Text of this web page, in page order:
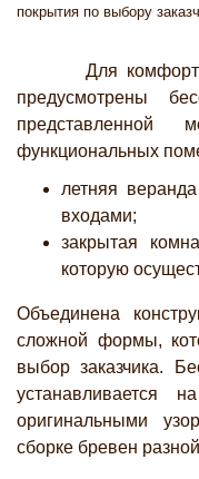
покрытия по выбору
Для
предусмотрены
функциональных
летняя
входами;
закрытая
которую
Объединена
сложной формы,
выбор заказчика.
устанавливается
оригинальными
сборке бревен